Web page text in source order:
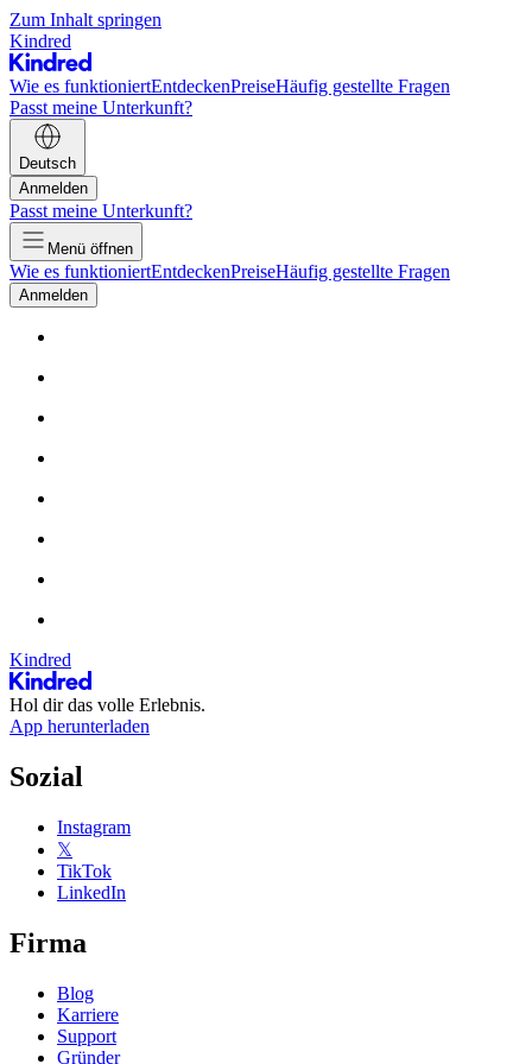
Zum Inhalt springen
Kindred
Wie es funktioniertEntdeckenPreiseHäufig gestellte Fragen
Passt meine Unterkunft?
Deutsch
Anmelden
Passt meine Unterkunft?
Menü öffnen
Wie es funktioniertEntdeckenPreiseHäufig gestellte Fragen
Anmelden
Kindred
Hol dir das volle Erlebnis.
App herunterladen
Sozial
Instagram
𝕏
TikTok
LinkedIn
Firma
Blog
Karriere
Support
Gründer